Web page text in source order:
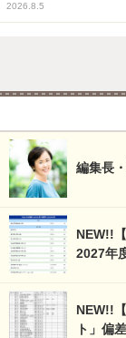
2026.8.5
編集長
NEW!!
2027年
NEW!!
ト」偏